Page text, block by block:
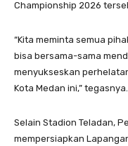
Championship 2026
“Kita meminta semua
bisa bersama-sama
menyukseskan
Kota Medan ini,” tegasnya.
Selain Stadion Teladan,
mempersiapkan